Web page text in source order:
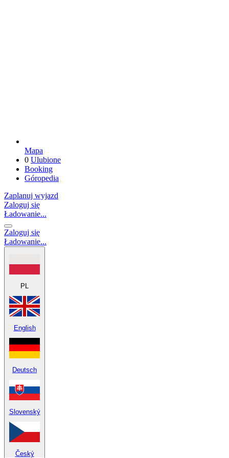
Mapa
0 Ulubione
Booking
Góropedia
Zaplanuj wyjazd
Zaloguj się
Ładowanie...
Zaloguj się
Ładowanie...
PL
English
Deutsch
Slovenský
Český